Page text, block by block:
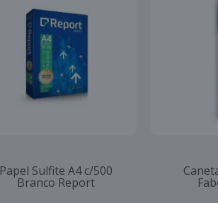
Papel Sulfite A4 c/500
Branco Report